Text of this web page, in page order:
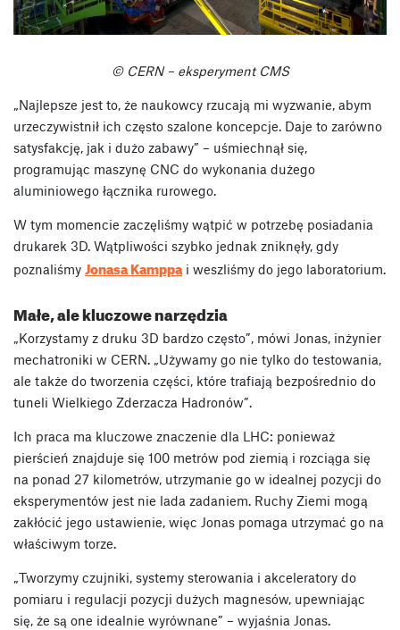
© CERN – eksperyment CMS
„Najlepsze jest to, że naukowcy rzucają mi wyzwanie, abym
urzeczywistnił ich często szalone koncepcje. Daje to zarówno
satysfakcję, jak i dużo zabawy” – uśmiechnął się,
programując maszynę CNC do wykonania dużego
aluminiowego łącznika rurowego.
W tym momencie zaczęliśmy wątpić w potrzebę posiadania
drukarek 3D. Wątpliwości szybko jednak zniknęły, gdy
poznaliśmy Jonasa Kamppai weszliśmy do jego laboratorium.
Małe, ale kluczowe narzędzia
„Korzystamy z druku 3D bardzo często”, mówi Jonas, inżynier
mechatroniki w CERN. „Używamy go nie tylko do testowania,
ale także do tworzenia części, które trafiają bezpośrednio do
tuneli Wielkiego Zderzacza Hadronów”.
Ich praca ma kluczowe znaczenie dla LHC: ponieważ
pierścień znajduje się 100 metrów pod ziemią i rozciąga się
na ponad 27 kilometrów, utrzymanie go w idealnej pozycji do
eksperymentów jest nie lada zadaniem. Ruchy Ziemi mogą
zakłócić jego ustawienie, więc Jonas pomaga utrzymać go na
właściwym torze.
„Tworzymy czujniki, systemy sterowania i akceleratory do
pomiaru i regulacji pozycji dużych magnesów, upewniając
się, że są one idealnie wyrównane” – wyjaśnia Jonas.